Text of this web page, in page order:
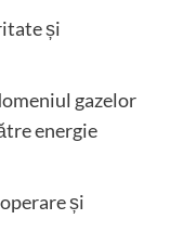
și
gazelor
energie
și